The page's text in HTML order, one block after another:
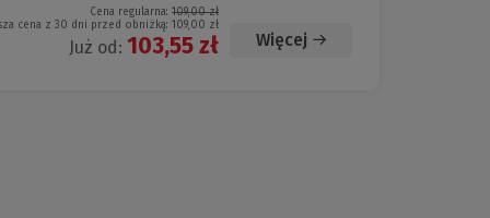
Cena regularna: 109,00 zł
cena z 30 dni przed obniżką: 109,00 zł
Już od: 103,55 zł Więcej